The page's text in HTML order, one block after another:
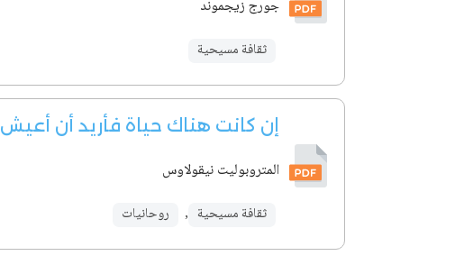
جورج زيجموند
ثقافة مسيحية
إن كانت هناك حياة فأريد أن أعيش
المتروبوليت نيقولاوس
ثقافة مسيحية , روحانيات